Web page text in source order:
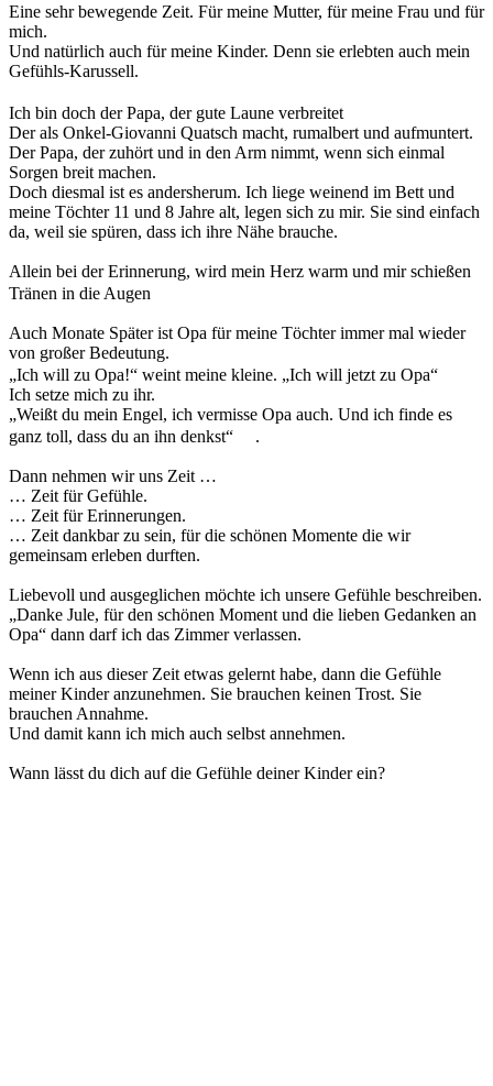
Eine sehr bewegende Zeit. Für meine Mutter, für meine Frau und für
mich.
Und natürlich auch für meine Kinder. Denn sie erlebten auch mein
Gefühls-Karussell.
Ich bin doch der Papa, der gute Laune verbreitet
Der als Onkel-Giovanni Quatsch macht, rumalbert und aufmuntert.
Der Papa, der zuhört und in den Arm nimmt, wenn sich einmal
Sorgen breit machen.
Doch diesmal ist es andersherum. Ich liege weinend im Bett und
meine Töchter 11 und 8 Jahre alt, legen sich zu mir. Sie sind einfach
da, weil sie spüren, dass ich ihre Nähe brauche.
Allein bei der Erinnerung, wird mein Herz warm und mir schießen
Tränen in die Augen
Auch Monate Später ist Opa für meine Töchter immer mal wieder
von großer Bedeutung.
„Ich will zu Opa!“ weint meine kleine. „Ich will jetzt zu Opa“
Ich setze mich zu ihr.
„Weißt du mein Engel, ich vermisse Opa auch. Und ich finde es
ganz toll, dass du an ihn denkst“
.
Dann nehmen wir uns Zeit …
… Zeit für Gefühle.
… Zeit für Erinnerungen.
… Zeit dankbar zu sein, für die schönen Momente die wir
gemeinsam erleben durften.
Liebevoll und ausgeglichen möchte ich unsere Gefühle beschreiben.
„Danke Jule, für den schönen Moment und die lieben Gedanken an
Opa“ dann darf ich das Zimmer verlassen.
Wenn ich aus dieser Zeit etwas gelernt habe, dann die Gefühle
meiner Kinder anzunehmen. Sie brauchen keinen Trost. Sie
brauchen Annahme.
Und damit kann ich mich auch selbst annehmen.
Wann lässt du dich auf die Gefühle deiner Kinder ein?